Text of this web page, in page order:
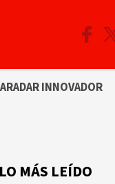
RADAR INNOVADOR
LO MÁS LEÍDO